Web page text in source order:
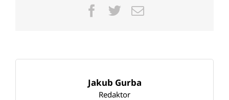
Facebook
TwitterEmail
Jakub Gurba
Redaktor